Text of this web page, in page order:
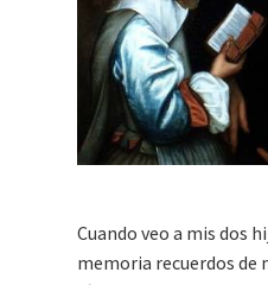
Cuando veo a mis dos
memoria recuerdos de